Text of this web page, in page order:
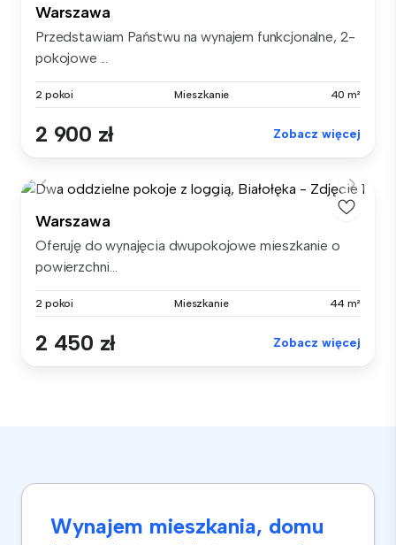
Warszawa
Przedstawiam Państwu na wynajem funkcjonalne, 2-
pokojowe ...
2 pokoi Mieszkanie 40 m²
2 900 zł Zobacz więcej
Warszawa
Oferuję do wynajęcia dwupokojowe mieszkanie o
powierzchni...
2 pokoi Mieszkanie 44 m²
2 450 zł Zobacz więcej
Wynajem mieszkania, domu